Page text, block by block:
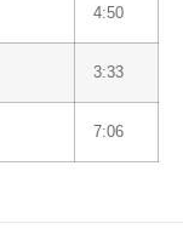
4:50
3:33
7:06